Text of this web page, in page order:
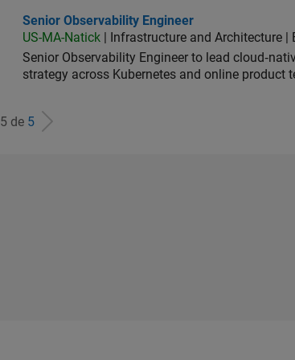
Senior Observability Engineer
Senior Observability Engineer
US-MA-Natick | Infrastructure and Architecture |
Senior Observability Engineer to lead
strategy across Kubernetes and online product
5 de 5